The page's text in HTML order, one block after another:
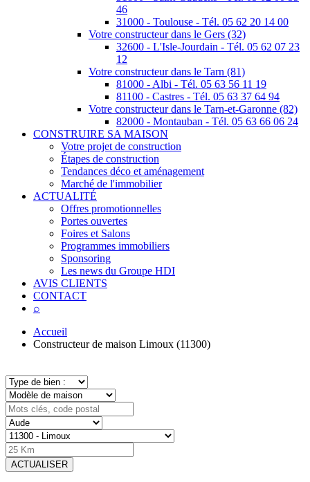
46
31000 - Toulouse - Tél. 05 62 20 14 00
Votre constructeur dans le Gers (32)
32600 - L'Isle-Jourdain - Tél. 05 62 07 23
12
Votre constructeur dans le Tarn (81)
81000 - Albi - Tél. 05 63 56 11 19
81100 - Castres - Tél. 05 63 37 64 94
Votre constructeur dans le Tarn-et-Garonne (82)
82000 - Montauban - Tél. 05 63 66 06 24
CONSTRUIRE SA MAISON
Votre projet de construction
Étapes de construction
Tendances déco et aménagement
Marché de l'immobilier
ACTUALITÉ
Offres promotionnelles
Portes ouvertes
Foires et Salons
Programmes immobiliers
Sponsoring
Les news du Groupe HDI
AVIS CLIENTS
CONTACT
⌕
Accueil
Constructeur de maison Limoux (11300)
ACTUALISER